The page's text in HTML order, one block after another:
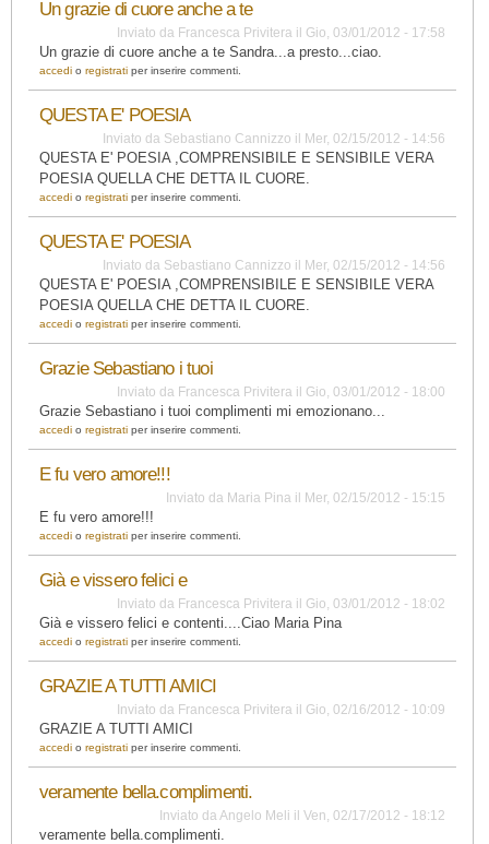
Un grazie di cuore anche a te
Inviato da Francesca Privitera il Gio, 03/01/2012 - 17:58
Un grazie di cuore anche a te Sandra...a presto...ciao.
accedi o registrati per inserire commenti.
QUESTA E' POESIA
Inviato da Sebastiano Cannizzo il Mer, 02/15/2012 - 14:56
QUESTA E' POESIA ,COMPRENSIBILE E SENSIBILE VERA
POESIA QUELLA CHE DETTA IL CUORE.
accedi o registrati per inserire commenti.
QUESTA E' POESIA
Inviato da Sebastiano Cannizzo il Mer, 02/15/2012 - 14:56
QUESTA E' POESIA ,COMPRENSIBILE E SENSIBILE VERA
POESIA QUELLA CHE DETTA IL CUORE.
accedi o registrati per inserire commenti.
Grazie Sebastiano i tuoi
Inviato da Francesca Privitera il Gio, 03/01/2012 - 18:00
Grazie Sebastiano i tuoi complimenti mi emozionano...
accedi o registrati per inserire commenti.
E fu vero amore!!!
Inviato da Maria Pina il Mer, 02/15/2012 - 15:15
E fu vero amore!!!
accedi o registrati per inserire commenti.
Già e vissero felici e
Inviato da Francesca Privitera il Gio, 03/01/2012 - 18:02
Già e vissero felici e contenti....Ciao Maria Pina
accedi o registrati per inserire commenti.
GRAZIE A TUTTI AMICI
Inviato da Francesca Privitera il Gio, 02/16/2012 - 10:09
GRAZIE A TUTTI AMICI
accedi o registrati per inserire commenti.
veramente bella.complimenti.
Inviato da Angelo Meli il Ven, 02/17/2012 - 18:12
veramente bella.complimenti.